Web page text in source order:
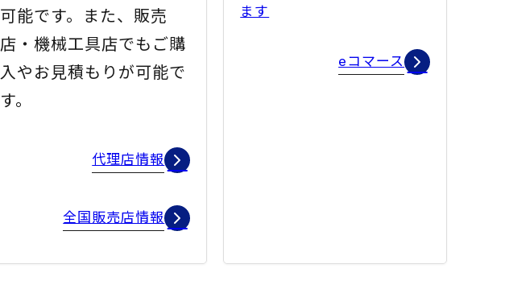
可能です。また、販売
店・機械工具店でもご購
入やお見積もりが可能で
す。
代理店情報
全国販売店情報
ます
eコマース